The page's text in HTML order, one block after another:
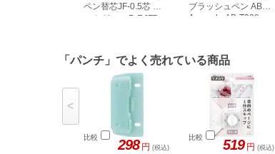
ペン替芯JF-0.5芯 ダ
ークグレー P-RJF5-
ブラッシュペン ABT
Avocado AB-T098
「パンチ」でよく売れている商品
比較 298 円 (税込)
比較 519 円 (税込)
<